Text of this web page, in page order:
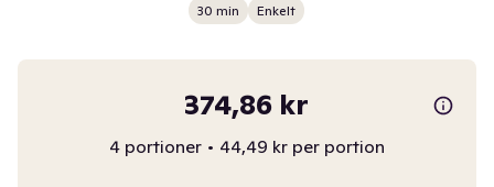
30 min Enkelt
374,86 kr
4 portioner • 44,49 kr per portion